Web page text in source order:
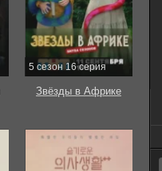
5 сезон 16 серия
Звёзды в Африке